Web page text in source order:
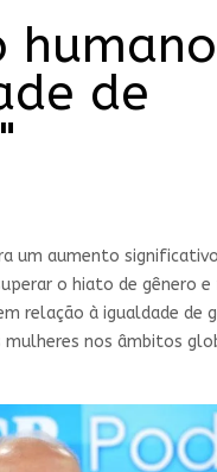
de
um aumento
o hiato de gênero
relação à igualdade de
nos âmbitos